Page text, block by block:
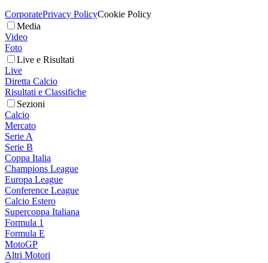
CorporatePrivacy PolicyCookie Policy
Media
Video
Foto
Live e Risultati
Live
Diretta Calcio
Risultati e Classifiche
Sezioni
Calcio
Mercato
Serie A
Serie B
Coppa Italia
Champions League
Europa League
Conference League
Calcio Estero
Supercoppa Italiana
Formula 1
Formula E
MotoGP
Altri Motori